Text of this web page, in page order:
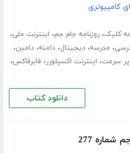
کامپیوتری
کلیک،روزنامه جام جم، اینترنت ملی،
، مدرسه،دیجیتال،دامنه،دامین،
پر سرعت، اینترنت اکسپلورر، فایرفاکس،
دانلود کتاب
277